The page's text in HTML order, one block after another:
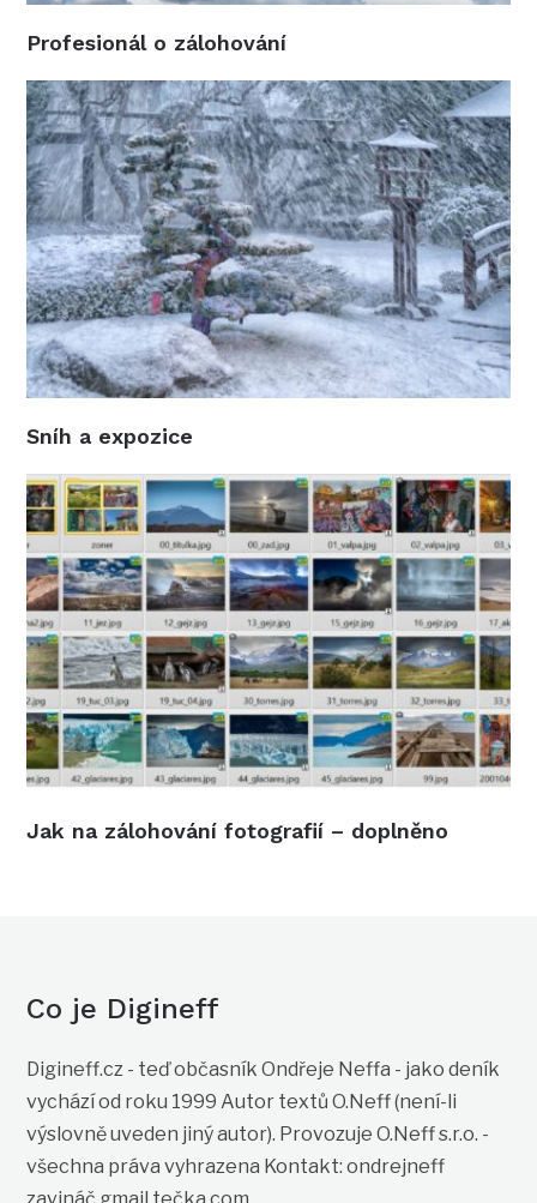
Profesionál o zálohování
Sníh a expozice
Jak na zálohování fotografií – doplněno
Co je Digineff
Digineff.cz - teď občasník Ondřeje Neffa - jako deník
vychází od roku 1999 Autor textů O.Neff (není-li
výslovně uveden jiný autor). Provozuje O.Neff s.r.o. -
všechna práva vyhrazena Kontakt: ondrejneff